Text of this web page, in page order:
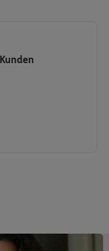
auf.
Sebastian Hold